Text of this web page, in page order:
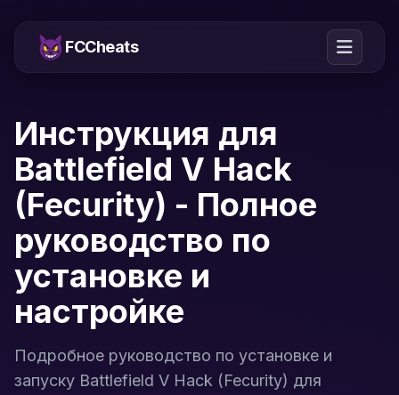
FCCheats
Инструкция для
Battlefield V Hack
(Fecurity) - Полное
руководство по
установке и
настройке
Подробное руководство по установке и
запуску Battlefield V Hack (Fecurity) для